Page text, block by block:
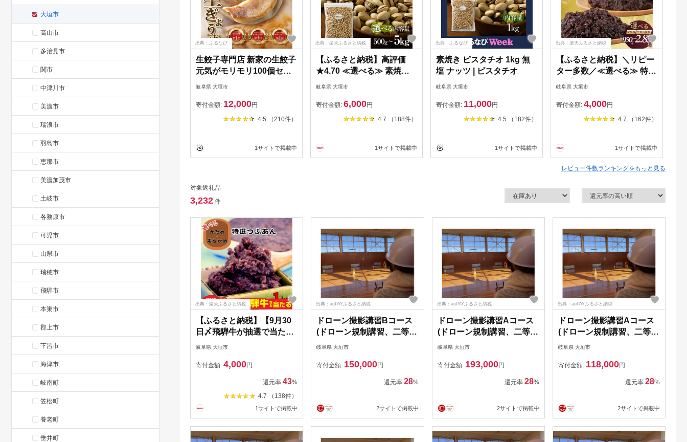
大垣市
高山市
多治見市
関市
中津川市
美濃市
瑞浪市
羽島市
恵那市
美濃加茂市
土岐市
各務原市
可児市
山県市
瑞穂市
飛騨市
本巣市
郡上市
下呂市
海津市
岐南町
笠松町
養老町
垂井町
出典：ふるなび
生餃子専門店 新家の生餃子
元気がモリモリ100個セッ
ト
岐阜県 大垣市
寄付金額: 12,000円
4.5 （210件）
1サイトで掲載中
出典：楽天ふるさと納税
【ふるさと納税】高評価
★4.70 ≪選べる≫ 素焼き
ピスタチオ 500g 1kg 2kg
ースト 焙煎 無塩 食塩不使
用 食用油不使用 常温 おつ
ス 6000円 6千円 稲葉商店
ナッツ＆ビーンズ 岐阜県
岐阜県 大垣市
寄付金額: 6,000円
4.7 （188件）
1サイトで掲載中
出典：ふるなび
素焼き ピスタチオ 1kg 無
塩 ナッツ | ピスタチオ
岐阜県 大垣市
寄付金額: 11,000円
4.5 （182件）
1サイトで掲載中
出典：楽天ふるさと納税
【ふるさと納税】＼リピー
ター多数／≪選べる≫ 特選
つぶあん 北海道産 十勝 小
らかめ 950g 2850g 大垣名
水 仕込み あんこ 餡子 お菓
ポスト ネコポス 人気 ラン
キング 松下製餡所 岐阜県
大垣市
岐阜県 大垣市
寄付金額: 4,000円
4.7 （162件）
1サイトで掲載中
レビュー件数ランキングをもっと見る
対象返礼品
3,232 件
出典：楽天ふるさと納税
【ふるさと納税】【9月30
日〆飛騨牛が抽選で当た
る】特選つぶあん 1kg（選
垣名水仕込み あんこ 餡子
お菓子 和菓子 小豆 松下製
餡所 岐阜県 大垣市 常温
4000円 人気 ランキング
岐阜県 大垣市
寄付金額: 4,000円
還元率43%
4.7 （138件）
1サイトで掲載中
出典：auPAYふるさと納税
ドローン撮影講習Bコース
(ドローン規制講習、二等無
人航空機操縦士取得)クーポ
岐阜県 大垣市
寄付金額: 150,000円
還元率 28%
2サイトで掲載中
出典：auPAYふるさと納税
ドローン撮影講習Aコース
(ドローン規制講習、二等無
人航空機操縦士取得)クーポ
岐阜県 大垣市
寄付金額: 193,000円
還元率 28%
2サイトで掲載中
出典：auPAYふるさと納税
ドローン撮影講習Aコース
(ドローン規制講習、二等無
人航空機操縦士取得)クーポ
岐阜県 大垣市
寄付金額: 118,000円
還元率 28%
2サイトで掲載中